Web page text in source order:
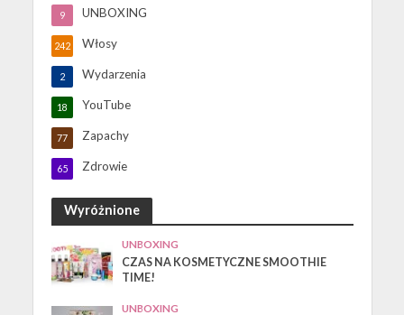
UNBOXING
9
Włosy
242
Wydarzenia
2
YouTube
18
Zapachy
77
Zdrowie
65
Wyróżnione
UNBOXING
CZAS NA KOSMETYCZNE SMOOTHIE
TIME!
UNBOXING